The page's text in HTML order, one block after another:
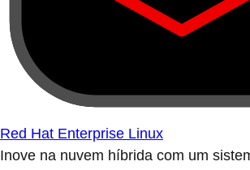
Red Hat Enterprise Linux
Inove na nuvem híbrida com um